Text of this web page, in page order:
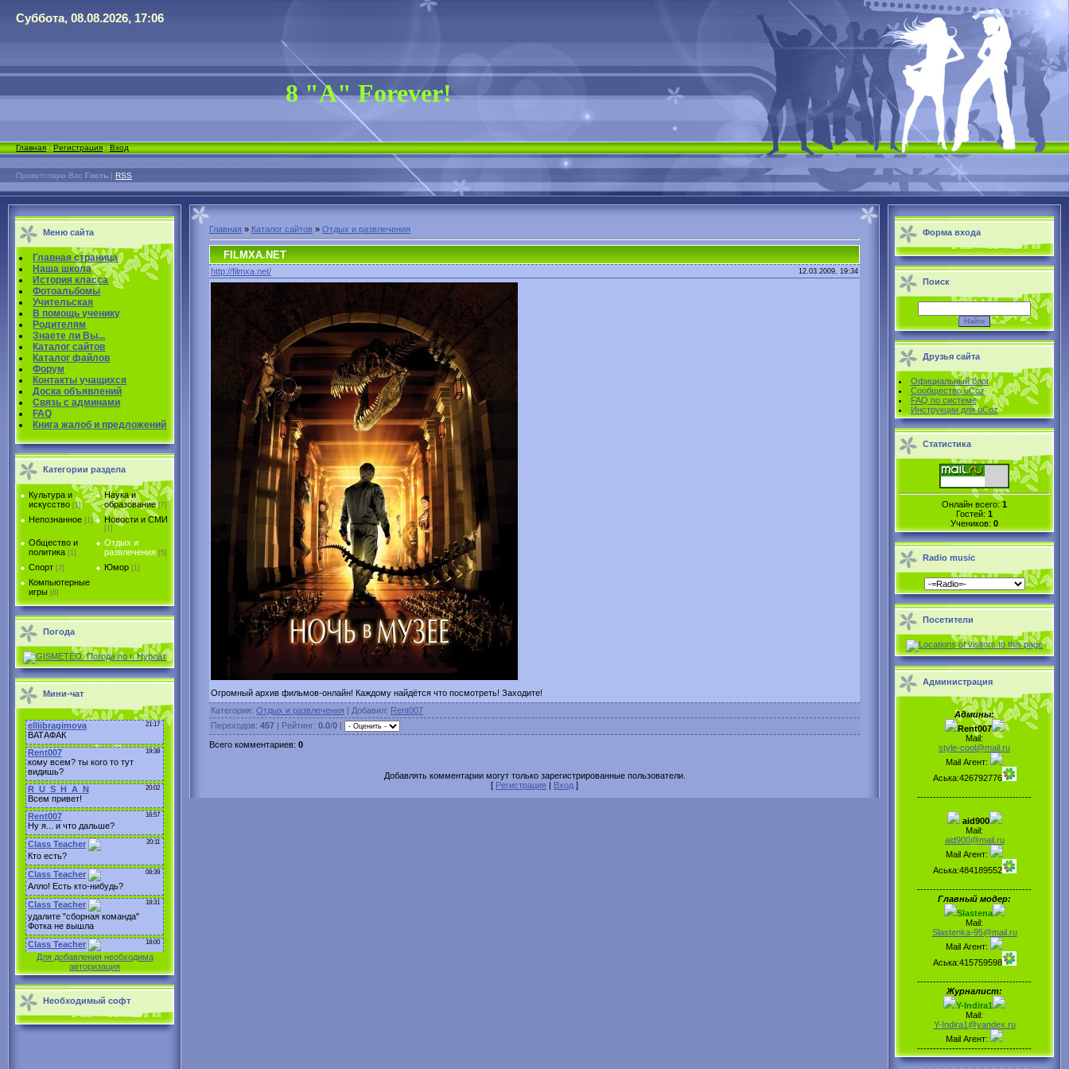
Суббота, 08.08.2026, 17:06
8 "А" Forever!
Главная|Регистрация|Вход
Приветствую Вас Гость | RSS
Меню сайта
Главная страница
Наша школа
История класса
Фотоальбомы
Учительская
В помощь ученику
Родителям
Знаете ли Вы...
Каталог сайтов
Каталог файлов
Форум
Контакты учащихся
Доска объявлений
Связь с админами
FAQ
Книга жалоб и предложений
Категории раздела
Культура и
искусство [1]
Наука и
образование [7]
Непознанное [1] Новости и СМИ
[1]
Общество и
политика [1]
Отдых и
развлечения [5]
Спорт [2] Юмор [1]
Компьютерные
игры [6]
Погода
Мини-чат
Для добавления необходима
авторизация
Необходимый софт
Главная » Каталог сайтов » Отдых и развлечения
FILMXA.NET
http://filmxa.net/ 12.03.2009, 19:34
Огромный архив фильмов-онлайн! Каждому найдётся что посмотреть! Заходите!
Категория: Отдых и развлечения | Добавил: Rent007
Переходов: 457 | Рейтинг: 0.0/0 |
Всего комментариев: 0
Добавлять комментарии могут только зарегистрированные пользователи.
[ Регистрация | Вход ]
Форма входа
Поиск
Друзья сайта
Официальный блог
Сообщество uCoz
FAQ по системе
Инструкции для uCoz
Статистика
Онлайн всего: 1
Гостей: 1
Учеников: 0
Radio music
Посетители
Администрация
Админы:
Rent007
Mail:
style-cool@mail.ru
Mail Агент:
Аська:426792776
------------------------------------
aid900
Mail:
aid900@mail.ru
Mail Агент:
Аська:484189552
------------------------------------
Главный модер:
Slastena
Mail:
Slastenka-95@mail.ru
Mail Агент:
Аська:415759598
------------------------------------
Журналист:
Y-Indira1
Mail:
Y-Indira1@yandex.ru
Mail Агент:
------------------------------------